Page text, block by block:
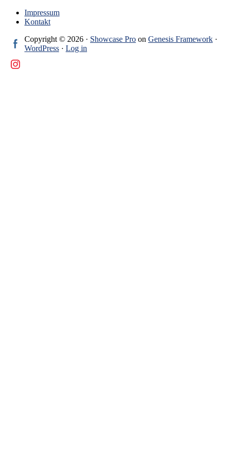
Impressum
Kontakt
Copyright © 2026 · Showcase Pro on Genesis Framework ·
WordPress · Log in